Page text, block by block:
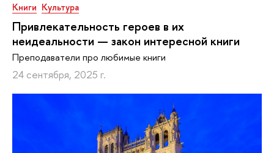
Книги Культура
Привлекательность героев в их
неидеальности — закон интересной книги
Преподаватели про любимые книги
24 сентября, 2025 г.